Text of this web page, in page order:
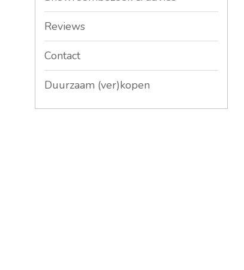
Reviews
Contact
Duurzaam (ver)kopen